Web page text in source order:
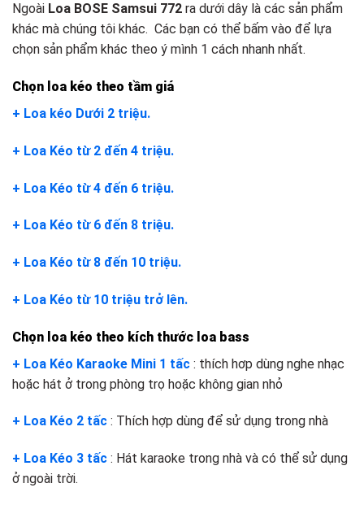
Ngoài Loa BOSE Samsui 772 ra dưới dây là các sản phẩm
khác mà chúng tôi khác. Các bạn có thể bấm vào để lựa
chọn sản phẩm khác theo ý mình 1 cách nhanh nhất.
Chọn loa kéo theo tầm giá
+ Loa kéo Dưới 2 triệu.
+ Loa Kéo từ 2 đến 4 triệu.
+ Loa Kéo từ 4 đến 6 triệu.
+ Loa Kéo từ 6 đến 8 triệu.
+ Loa Kéo từ 8 đến 10 triệu.
+ Loa Kéo từ 10 triệu trở lên.
Chọn loa kéo theo kích thước loa bass
+ Loa Kéo Karaoke Mini 1 tấc : thích hơp dùng nghe nhạc
hoặc hát ở trong phòng trọ hoặc không gian nhỏ
+ Loa Kéo 2 tấc : Thích hợp dùng để sử dụng trong nhà
+ Loa Kéo 3 tấc : Hát karaoke trong nhà và có thể sử dụng
ở ngoài trời.